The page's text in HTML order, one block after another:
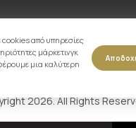
2026. All Rights
από υπηρεσίες
μάρκετινγκ
μια καλύτερη